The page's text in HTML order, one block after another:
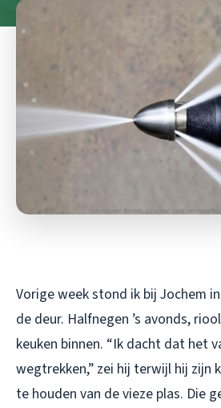
Vorige week stond ik bij Jochem
de deur. Halfnegen ’s avonds,
keuken binnen. “Ik dacht dat het
wegtrekken,” zei hij terwijl hij zijn
te houden van de vieze plas. Die